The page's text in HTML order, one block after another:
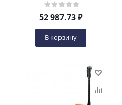
(полиуретановые колеса)
в Чебоксарах
52 987.73₽
В корзину